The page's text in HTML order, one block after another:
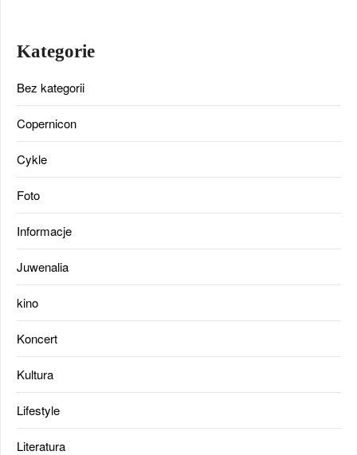
Kategorie
Bez kategorii
Copernicon
Cykle
Foto
Informacje
Juwenalia
kino
Koncert
Kultura
Lifestyle
Literatura